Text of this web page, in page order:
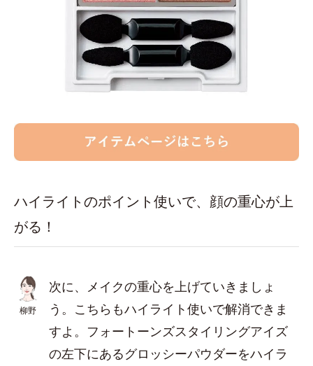
ハイライトのポイント使いで、顔の重心が上
がる！
柳野
次に、メイクの重心を上げていきましょ
う。こちらもハイライト使いで解消できま
すよ。フォートーンズスタイリングアイズ
の左下にあるグロッシーパウダーをハイラ